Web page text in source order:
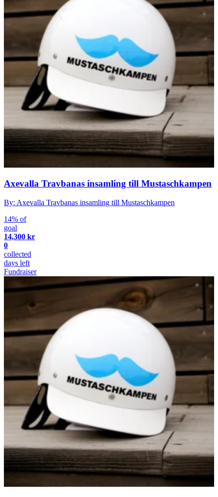
Axevalla Travbanas insamling till Mustaschkampen
By: Axevalla Travbanas insamling till Mustaschkampen
14% of
goal
14,300 kr
0
collected
days left
Fundraiser